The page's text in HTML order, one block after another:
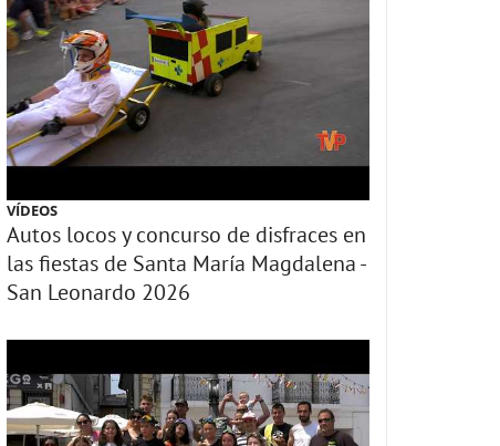
VÍDEOS
Autos locos y concurso de disfraces en
las fiestas de Santa María Magdalena -
San Leonardo 2026